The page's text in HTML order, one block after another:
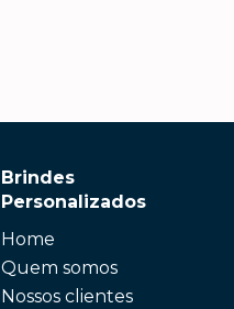
Brindes
Personalizados
Home
Quem somos
Nossos clientes